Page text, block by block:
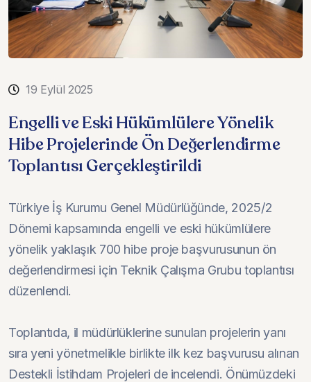
19 Eylül 2025
Engelli ve Eski Hükümlülere Yönelik
Hibe Projelerinde Ön Değerlendirme
Toplantısı Gerçekleştirildi
Türkiye İş Kurumu Genel Müdürlüğünde, 2025/2
Dönemi kapsamında engelli ve eski hükümlülere
yönelik yaklaşık 700 hibe proje başvurusunun ön
değerlendirmesi için Teknik Çalışma Grubu toplantısı
düzenlendi.
Toplantıda, il müdürlüklerine sunulan projelerin yanı
sıra yeni yönetmelikle birlikte ilk kez başvurusu alınan
Destekli İstihdam Projeleri de incelendi. Önümüzdeki